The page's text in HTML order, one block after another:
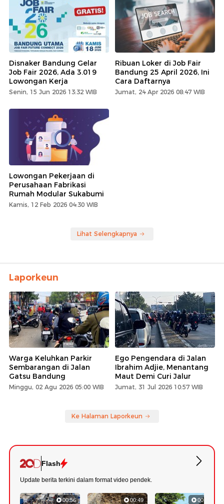
Disnaker Bandung Gelar
Job Fair 2026, Ada 3.019
Lowongan Kerja
Senin, 15 Jun 2026 13:32 WIB
Ribuan Loker di Job Fair
Bandung 25 April 2026, Ini
Cara Daftarnya
Jumat, 24 Apr 2026 08:47 WIB
Lowongan Pekerjaan di
Perusahaan Fabrikasi
Rumah Modular Sukabumi
Kamis, 12 Feb 2026 04:30 WIB
Lihat Selengkapnya
Laporkeun
Warga Keluhkan Parkir
Sembarangan di Jalan
Gatsu Bandung
Minggu, 02 Agu 2026 05:00 WIB
Ego Pengendara di Jalan
Ibrahim Adjie, Menantang
Maut Demi Curi Jalur
Jumat, 31 Jul 2026 10:57 WIB
Ke Halaman Laporkeun
Flash
Update berita terkini dalam format video pendek.
00:56 00:49 00:57